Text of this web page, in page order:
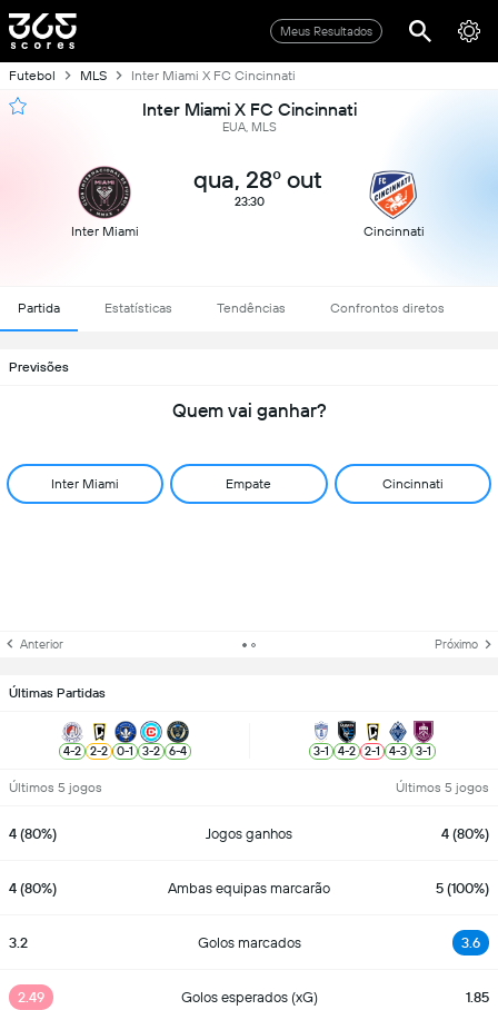
Meus Resultados
Futebol MLS Inter Miami X FC Cincinnati
Inter Miami X FC Cincinnati
EUA, MLS
Inter Miami
qua, 28º out
23:30
Cincinnati
Partida Estatísticas Tendências Confrontos diretos
Previsões
Quem vai ganhar?
Inter Miami Empate Cincinnati
Anterior Próximo
Últimas Partidas
4-2 2-2 0-1 3-2 6-4 3-1 4-2 2-1 4-3 3-1
Últimos 5 jogos Últimos 5 jogos
4 (80%) Jogos ganhos 4 (80%)
4 (80%) Ambas equipas marcarão 5 (100%)
3.2 Golos marcados 3.6
2.49 Golos esperados (xG) 1.85